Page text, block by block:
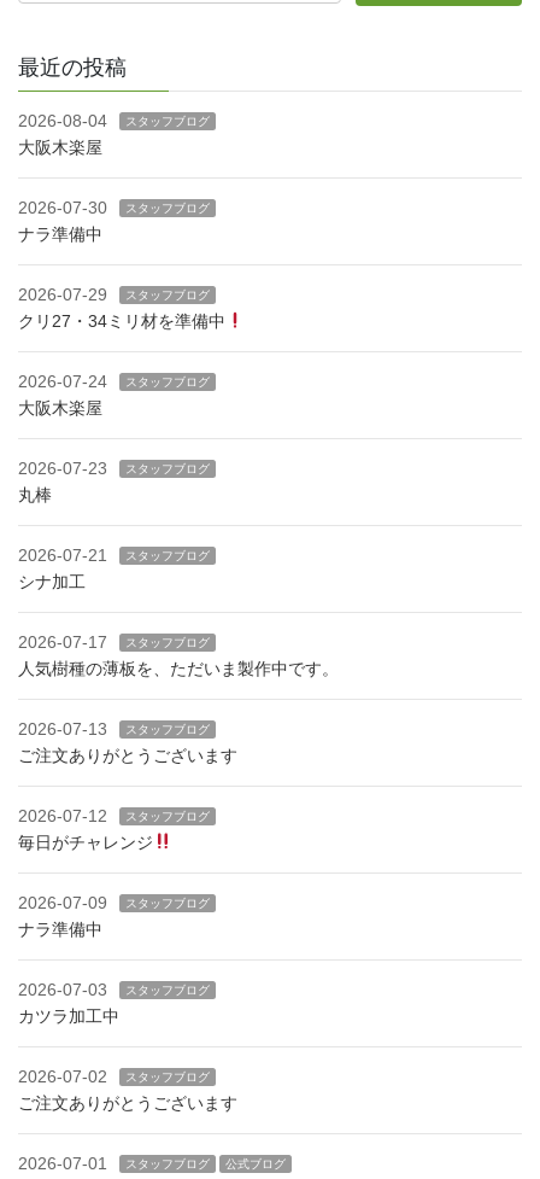
最近の投稿
2026-08-04 スタッフブログ
大阪木楽屋
2026-07-30 スタッフブログ
ナラ準備中
2026-07-29 スタッフブログ
クリ27・34ミリ材を準備中
2026-07-24 スタッフブログ
大阪木楽屋
2026-07-23 スタッフブログ
丸棒
2026-07-21 スタッフブログ
シナ加工
2026-07-17 スタッフブログ
人気樹種の薄板を、ただいま製作中です。
2026-07-13 スタッフブログ
ご注文ありがとうございます
2026-07-12 スタッフブログ
毎日がチャレンジ
2026-07-09 スタッフブログ
ナラ準備中
2026-07-03 スタッフブログ
カツラ加工中
2026-07-02 スタッフブログ
ご注文ありがとうございます
2026-07-01 スタッフブログ 公式ブログ